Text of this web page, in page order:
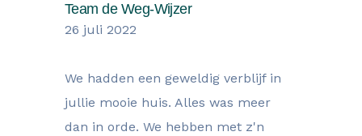
Team de Weg-Wijzer
26 juli 2022
We hadden een geweldig verblijf in
jullie mooie huis. Alles was meer
dan in orde. We hebben met z'n